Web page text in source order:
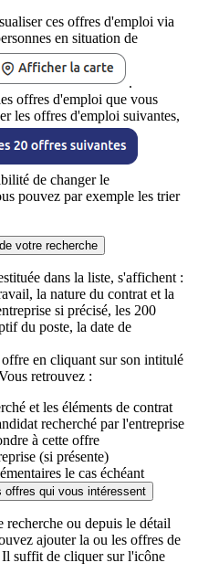
ces offres d'emploi via
en situation de
.
offres d'emploi que vous
les offres d'emploi suivantes,
de changer le
pouvez par exemple les trier
votre recherche
dans la liste, s'affichent :
la nature du contrat et la
si précisé, les 200
du poste, la date de
en cliquant sur son intitulé
retrouvez :
et les éléments de contrat
recherché par l'entreprise
à cette offre
(si présente)
le cas échéant
qui vous intéressent
recherche ou depuis le détail
ajouter la ou les offres de
suffit de cliquer sur l'icône